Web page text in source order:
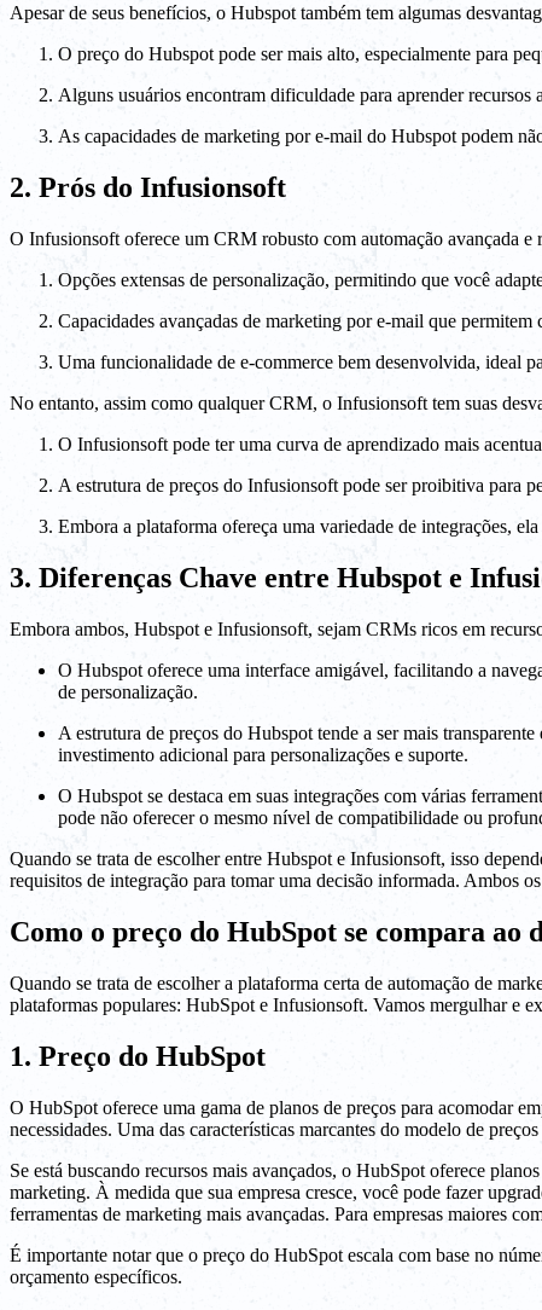
Apesar de seus benefícios, o Hubspot também tem algumas
O preço do Hubspot pode ser mais alto, especialmente para
Alguns usuários encontram dificuldade para aprender
As capacidades de marketing por e-mail do Hubspot podem
2. Prós do Infusionsoft
O Infusionsoft oferece um CRM robusto com automação avançada e
Opções extensas de personalização, permitindo que você
Capacidades avançadas de marketing por e-mail que
Uma funcionalidade de e-commerce bem desenvolvida, ideal
No entanto, assim como qualquer CRM, o Infusionsoft tem suas
O Infusionsoft pode ter uma curva de aprendizado mais
A estrutura de preços do Infusionsoft pode ser proibitiva para
Embora a plataforma ofereça uma variedade de integrações,
3. Diferenças Chave entre Hubspot e
Embora ambos, Hubspot e Infusionsoft, sejam CRMs ricos em
O Hubspot oferece uma interface amigável, facilitando a
de personalização.
A estrutura de preços do Hubspot tende a ser mais
investimento adicional para personalizações e suporte.
O Hubspot se destaca em suas integrações com várias
pode não oferecer o mesmo nível de compatibilidade ou
Quando se trata de escolher entre Hubspot e Infusionsoft, isso
requisitos de integração para tomar uma decisão informada. Ambos
Como o preço do HubSpot se compara ao
Quando se trata de escolher a plataforma certa de automação de
plataformas populares: HubSpot e Infusionsoft. Vamos mergulhar e
1. Preço do HubSpot
O HubSpot oferece uma gama de planos de preços para acomodar
necessidades. Uma das características marcantes do modelo de
Se está buscando recursos mais avançados, o HubSpot oferece
marketing. À medida que sua empresa cresce, você pode fazer
ferramentas de marketing mais avançadas. Para empresas maiores
É importante notar que o preço do HubSpot escala com base no
orçamento específicos.